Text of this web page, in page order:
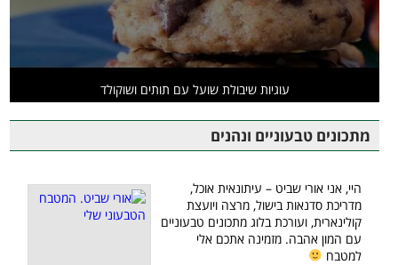
עוגיות שיבולת שועל עם תותים ושוקולד
מתכונים טבעוניים ונהנים
היי, אני אורי שביט – עיתונאית אוכל,
מדריכת סדנאות בישול, מרצה ויועצת
קולינארית, ועורכת בלוג מתכונים טבעוניים
עם המון אהבה. מזמינה אתכם אלי
למטבח